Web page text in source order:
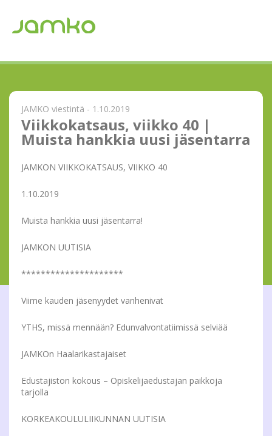
JAMKO viestintä - 1.10.2019
Viikkokatsaus, viikko 40 |
Muista hankkia uusi jäsentarra
JAMKON VIIKKOKATSAUS, VIIKKO 40
1.10.2019
Muista hankkia uusi jäsentarra!
JAMKON UUTISIA
*********************
Viime kauden jäsenyydet vanhenivat
YTHS, missä mennään? Edunvalvontatiimissä selviää
JAMKOn Haalarikastajaiset
Edustajiston kokous – Opiskelijaedustajan paikkoja
tarjolla
KORKEAKOULULIIKUNNAN UUTISIA